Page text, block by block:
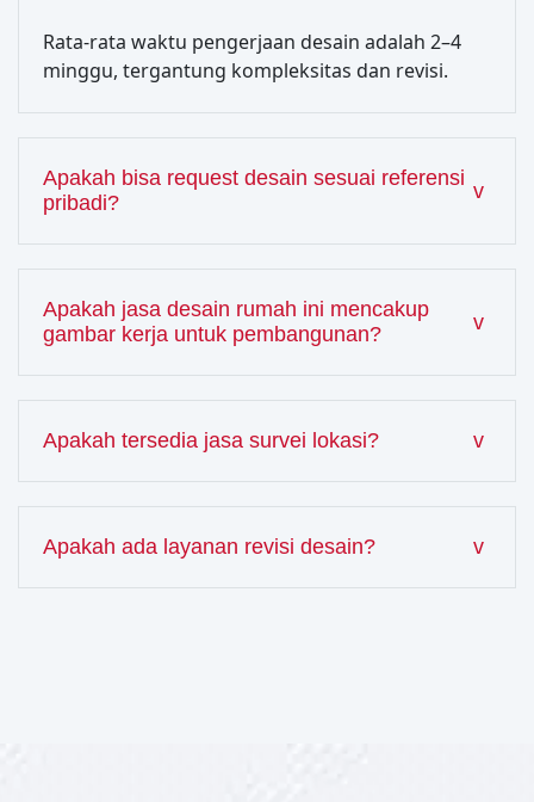
Rata-rata waktu pengerjaan desain adalah 2–4
minggu, tergantung kompleksitas dan revisi.
Apakah bisa request desain sesuai referensi
pribadi?
Apakah jasa desain rumah ini mencakup
gambar kerja untuk pembangunan?
Apakah tersedia jasa survei lokasi?
Apakah ada layanan revisi desain?